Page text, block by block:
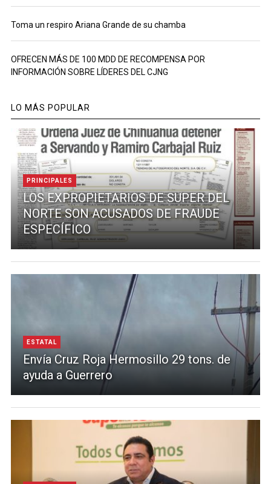
Toma un respiro Ariana Grande de su chamba
OFRECEN MÁS DE 100 MDD DE RECOMPENSA POR
INFORMACIÓN SOBRE LÍDERES DEL CJNG
LO MÁS POPULAR
PRINCIPALES
LOS EXPROPIETARIOS DE SUPER DEL
NORTE SON ACUSADOS DE FRAUDE
ESPECÍFICO
ESTATAL
Envía Cruz Roja Hermosillo 29 tons. de
ayuda a Guerrero